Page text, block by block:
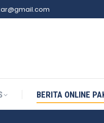
BERITA ONLINE
BERITA ONLINE